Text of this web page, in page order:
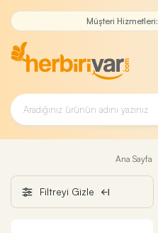
Müşteri Hizmetleri:
Ana Sayfa
Filtreyi Gizle